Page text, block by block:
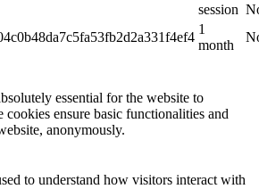
session
1
month
essential for the website to
ensure basic functionalities and
anonymously.
to understand how visitors interact with